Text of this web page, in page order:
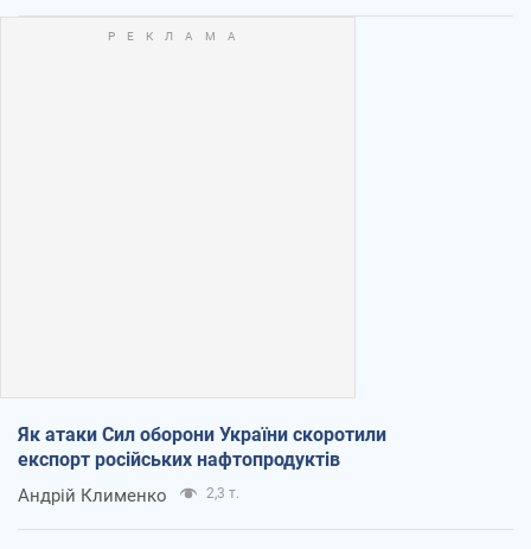
Як атаки Сил оборони України скоротили
експорт російських нафтопродуктів
Андрій Клименко 2,3 т.